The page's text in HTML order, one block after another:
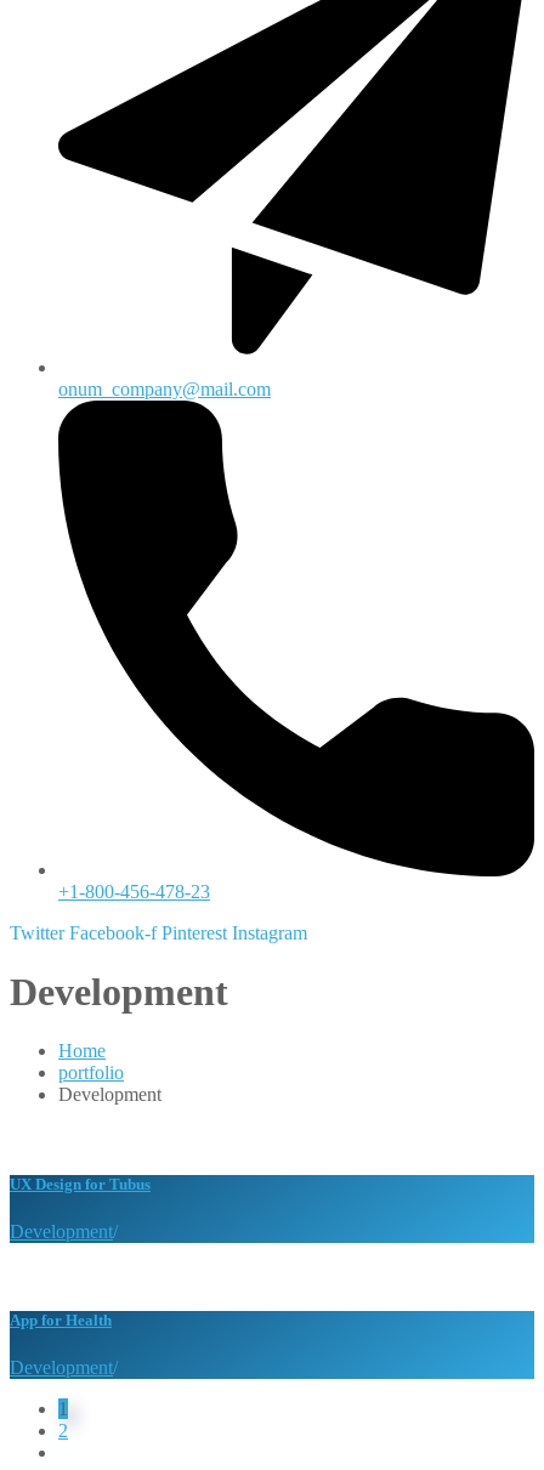
onum_company@mail.com
+1-800-456-478-23
Twitter Facebook-f Pinterest Instagram
Development
Home
portfolio
Development
UX Design for Tubus
Development/
App for Health
Development/
1
2